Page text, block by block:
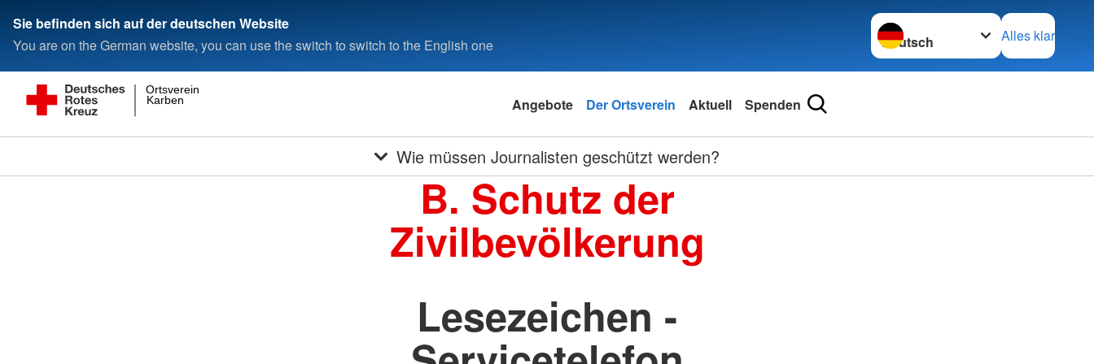
Sie befinden sich auf der deutschen Website
You are on the German website, you can use the switch to switch to the English one
Sprache wechseln zu
Alles klar
Karben
Ortsverein
Angebote Der Ortsverein Aktuell Spenden
Wie müssen Journalisten geschützt werden?
B. Schutz der
Zivilbevölkerung
Lesezeichen -